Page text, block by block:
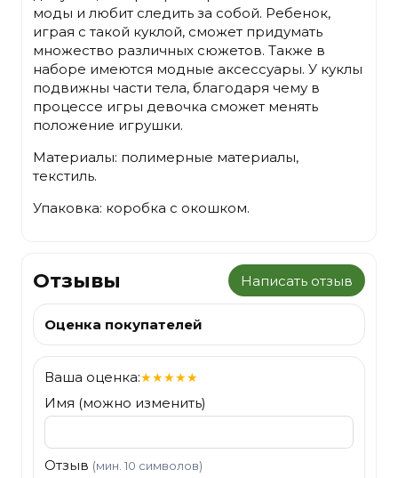
моды и любит следить за собой. Ребенок,
играя с такой куклой, сможет придумать
множество различных сюжетов. Также в
наборе имеются модные аксессуары. У куклы
подвижны части тела, благодаря чему в
процессе игры девочка сможет менять
положение игрушки.
Материалы: полимерные материалы,
текстиль.
Упаковка: коробка с окошком.
Отзывы Написать отзыв
Оценка покупателей
Ваша оценка:★★★★★
Имя (можно изменить)
Отзыв (мин. 10 символов)